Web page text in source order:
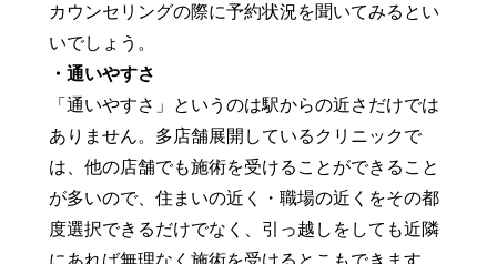
カウンセリングの際に予約状況を聞いてみるとい
いでしょう。
・通いやすさ
「通いやすさ」というのは駅からの近さだけでは
ありません。多店舗展開しているクリニックで
は、他の店舗でも施術を受けることができること
が多いので、住まいの近く・職場の近くをその都
度選択できるだけでなく、引っ越しをしても近隣
にあれば無理なく施術を受けるとこもできます。